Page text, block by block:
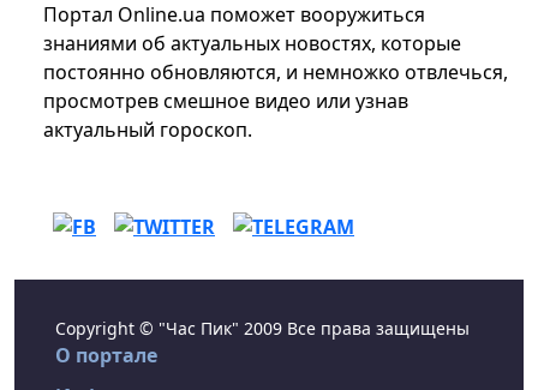
Портал Online.ua поможет вооружиться
знаниями об актуальных новостях, которые
постоянно обновляются, и немножко отвлечься,
просмотрев смешное видео или узнав
актуальный гороскоп.
Copyright © "Час Пик" 2009 Все права защищены
О портале